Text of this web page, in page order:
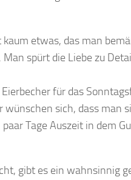
etwas, das man
spürt die Liebe zu
für das
sich, dass man
Tage Auszeit in dem
gibt es ein wahnsinnig